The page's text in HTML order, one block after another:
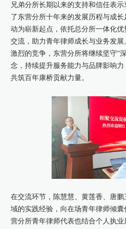
兄弟分所长期以来的支持和信任表
了东营分所十年来的发展历程与成
动为崭新起点，依托总分所一体化
交流，助力青年律师成长与业务发
激烈的竞争，东营分所将继续坚守“
念，持续提升服务能力与品牌影响力
共筑百年康桥贡献力量。
在交流环节，陈慧慧、黄莲香、唐
域的实践经验，向在场青年律师倾
营分所青年律师代表也结合个人执